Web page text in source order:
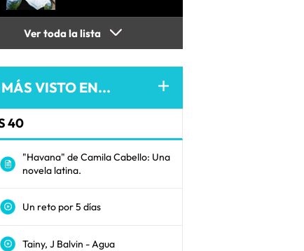
Ver toda la lista
VISTO EN...
40
"Havana" de Camila Cabello: Una
novela latina.
Un reto por 5 días
Tainy, J Balvin - Agua